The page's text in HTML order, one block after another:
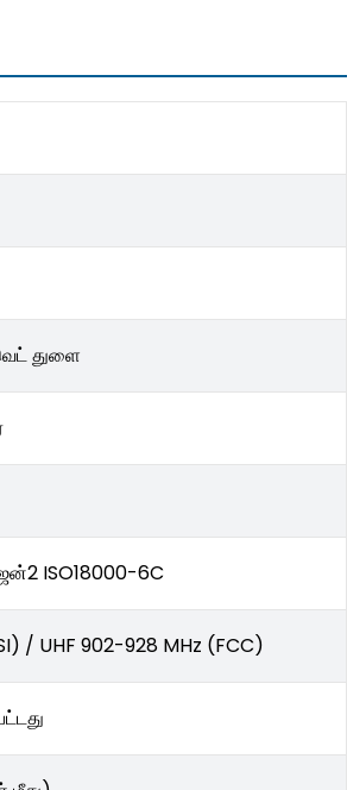
துளை
ISO18000-6C
/ UHF 902-928 MHz (FCC)